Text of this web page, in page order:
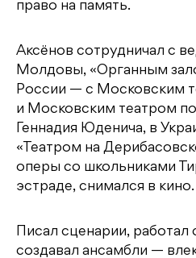
право на память.
Аксёнов сотрудничал с
Молдовы, «Органным
России — с Московским
и Московским театром
Геннадия Юденича, в
«Театром на
оперы со школьниками
эстраде, снимался в кино.
Писал сценарии, работал
создавал ансамбли —